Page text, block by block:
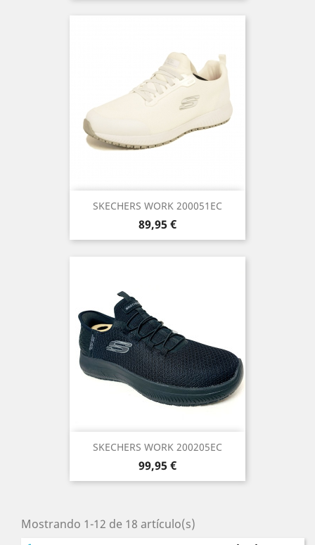
SKECHERS WORK 200051EC
Precio
89,95 €
SKECHERS WORK 200205EC
Precio
99,95 €
Mostrando 1-12 de 18 artículo(s)